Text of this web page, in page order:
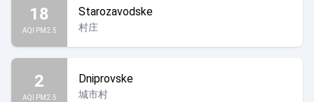
18
AQI PM2.5
Starozavodske
村庄
2
AQI PM2.5
Dniprovske
城市村